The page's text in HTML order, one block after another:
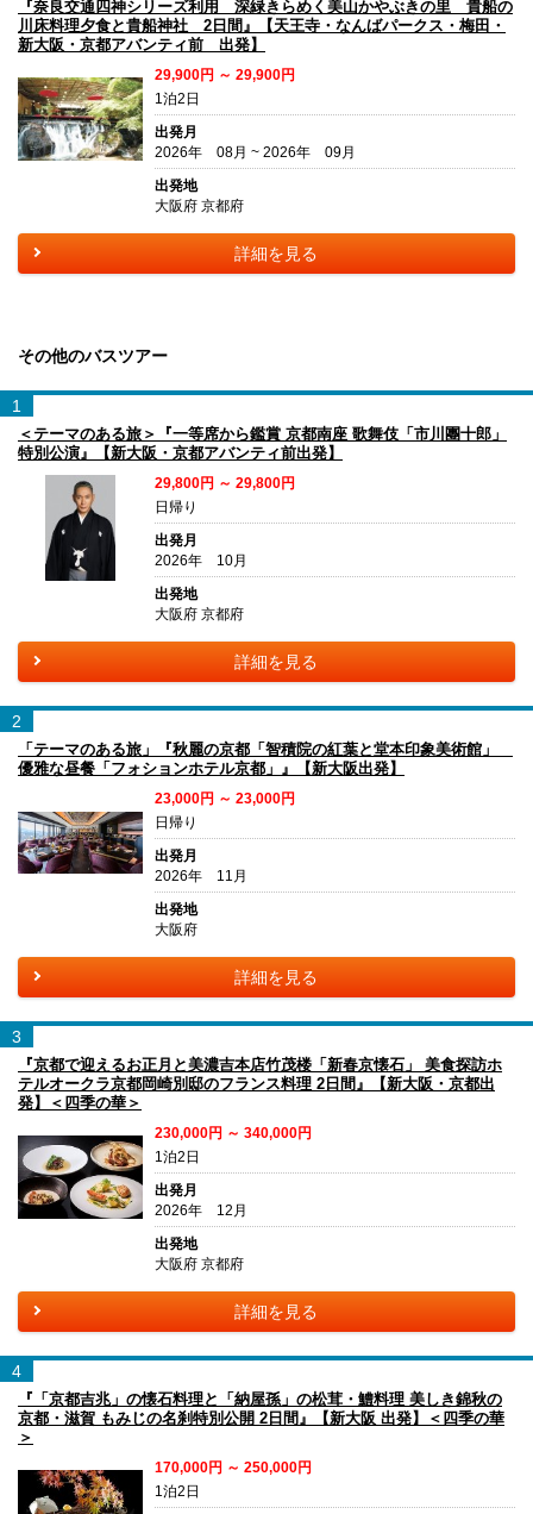
『奈良交通四神シリーズ利用 深緑きらめく美山かやぶきの里 貴船の
川床料理夕食と貴船神社 2日間』【天王寺・なんばパークス・梅田・
新大阪・京都アバンティ前 出発】
29,900円 ～ 29,900円
1泊2日
出発月
2026年 08月 ~ 2026年 09月
出発地
大阪府 京都府
詳細を見る
その他のバスツアー
1
＜テーマのある旅＞『一等席から鑑賞 京都南座 歌舞伎「市川團十郎」
特別公演』【新大阪・京都アバンティ前出発】
29,800円 ～ 29,800円
日帰り
出発月
2026年 10月
出発地
大阪府 京都府
詳細を見る
2
「テーマのある旅」『秋麗の京都「智積院の紅葉と堂本印象美術館」
優雅な昼餐「フォションホテル京都」』【新大阪出発】
23,000円 ～ 23,000円
日帰り
出発月
2026年 11月
出発地
大阪府
詳細を見る
3
『京都で迎えるお正月と美濃吉本店竹茂楼「新春京懐石」 美食探訪ホ
テルオークラ京都岡崎別邸のフランス料理 2日間』【新大阪・京都出
発】＜四季の華＞
230,000円 ～ 340,000円
1泊2日
出発月
2026年 12月
出発地
大阪府 京都府
詳細を見る
4
『「京都吉兆」の懐石料理と「納屋孫」の松茸・鱧料理 美しき錦秋の
京都・滋賀 もみじの名刹特別公開 2日間』【新大阪 出発】＜四季の華
＞
170,000円 ～ 250,000円
1泊2日